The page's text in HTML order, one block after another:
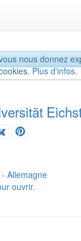
nous donnez
Plus d'infos.
Allemagne
ouvrir.